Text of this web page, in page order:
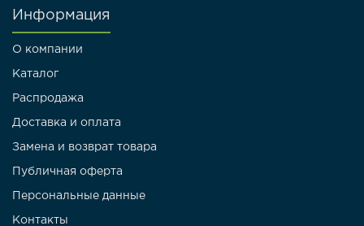
Информация
О компании
Каталог
Распродажа
Доставка и оплата
Замена и возврат товара
Публичная оферта
Персональные данные
Контакты